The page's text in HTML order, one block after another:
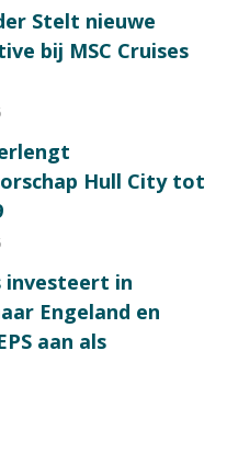
Stelt nieuwe
bij MSC Cruises
Hull City tot
investeert in
Engeland en
aan als